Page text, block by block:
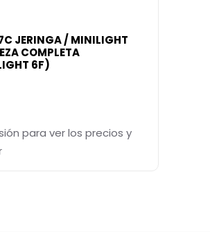
JERINGA / MINILIGHT
COMPLETA
6F)
para ver los precios y